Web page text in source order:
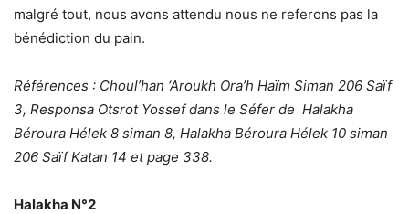
malgré tout, nous avons attendu nous ne referons pas la
bénédiction du pain.
Références : Choul’han ‘Aroukh Ora’h Haïm Siman 206 Saïf
3, Responsa Otsrot Yossef dans le Séfer de Halakha
Béroura Hélek 8 siman 8, Halakha Béroura Hélek 10 siman
206 Saïf Katan 14 et page 338.
Halakha N°2